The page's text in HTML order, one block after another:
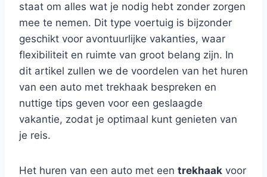
staat om alles wat je nodig hebt zonder zorgen
mee te nemen. Dit type voertuig is bijzonder
geschikt voor avontuurlijke vakanties, waar
flexibiliteit en ruimte van groot belang zijn. In
dit artikel zullen we de voordelen van het huren
van een auto met trekhaak bespreken en
nuttige tips geven voor een geslaagde
vakantie, zodat je optimaal kunt genieten van
je reis.
Het huren van een auto met een trekhaak voor